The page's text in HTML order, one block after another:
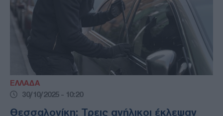
ΕΛΛΑΔΑ
30/10/2025 - 10:20
Θεσσαλονίκη: Τρεις ανήλικοι έκλεψαν